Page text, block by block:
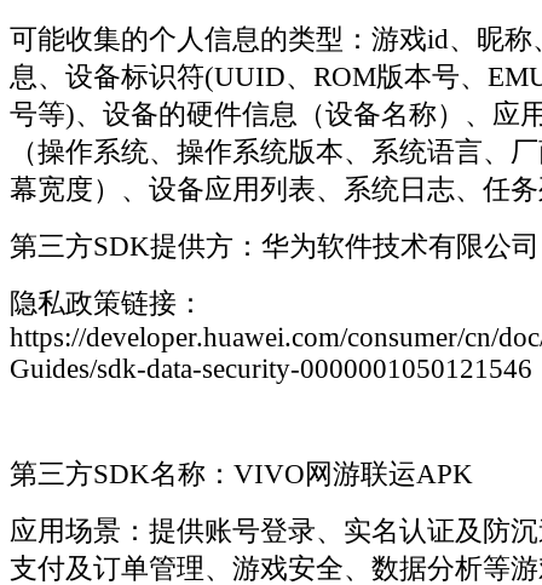
可能收集的个人信息的类型：游戏id、昵称
息、设备标识符(UUID、ROM版本号、
号等)、设备的硬件信息（设备名称）、应
（操作系统、操作系统版本、系统语言、
幕宽度）、设备应用列表、系统日志、任
第三方SDK提供方：华为软件技术有限公司
隐私政策链接：
https://developer.huawei.com/consumer/cn/
Guides/sdk-data-security-0000001050121546
第三方SDK名称：VIVO网游联运APK
应用场景：提供账号登录、实名认证及防
支付及订单管理、游戏安全、数据分析等